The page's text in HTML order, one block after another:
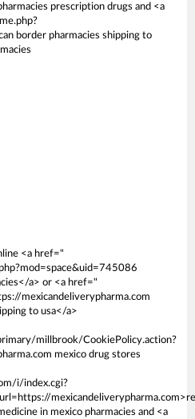
prescription drugs and <a
border pharmacies shipping to
<a href="
a> or <a href="
mexicandeliverypharma.com
to usa</a>
millbrook/CookiePolicy.action?
mexico drug stores
i/index.cgi?
in mexico pharmacies and <a